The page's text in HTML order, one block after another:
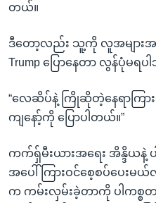
တယ်။
ဒီတော့လည်း သူ့ကို လူအများ
Trump ပြောနေတာ လွန်ပုံမရပါ
“လေဆိပ်နဲ့ ကြိုဆိုတဲ့နေရာကြ
ကျနော့်ကို ပြောပါတယ်။”
ကက်ရှ်မီးယားအရေး အိန္ဒိယနဲ့ ပ
အပေါ် ကြားဝင်စေ့စပ်ပေးမယ်
က ကမ်းလှမ်းခဲ့တာကို ပါကစ္